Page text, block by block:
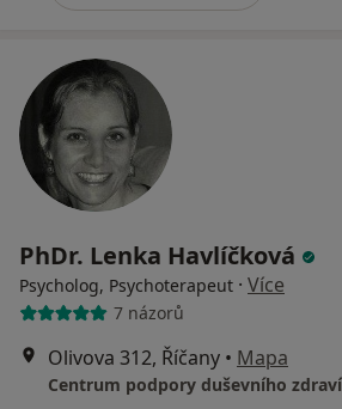
PhDr. Lenka Havlíčková
Psycholog, Psychoterapeut · Více
7 názorů
Olivova 312, Říčany • Mapa
Centrum podpory duševního